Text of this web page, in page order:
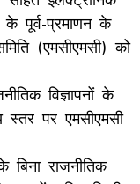
के पूर्व-प्रमाणन के
(एमसीएमसी) को
विज्ञापनों के
पर एमसीएमसी
राजनीतिक